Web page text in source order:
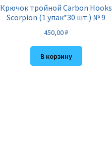
Крючок тройной Carbon Hooks
Scorpion (1 упак*30 шт.) № 9
450,00₽
В корзину